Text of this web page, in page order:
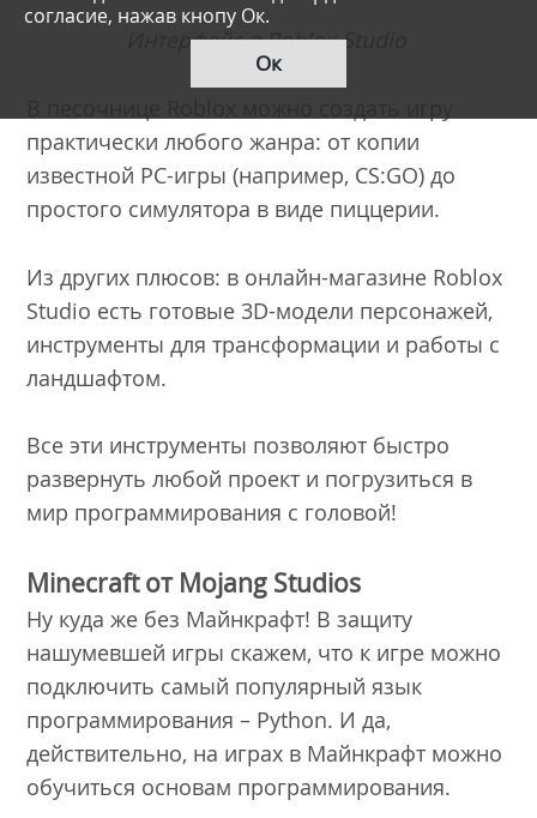
Интерфейс в Roblox Studio
практически любого жанра: от копии
известной PC-игры (например, CS:GO) до
простого симулятора в виде пиццерии.
Из других плюсов: в онлайн-магазине Roblox
Studio есть готовые 3D-модели персонажей,
инструменты для трансформации и работы с
ландшафтом.
Все эти инструменты позволяют быстро
развернуть любой проект и погрузиться в
мир программирования с головой!
Minecraft от Mojang Studios
Ну куда же без Майнкрафт! В защиту
нашумевшей игры скажем, что к игре можно
подключить самый популярный язык
программирования – Python. И да,
действительно, на играх в Майнкрафт можно
обучиться основам программирования.
согласие, нажав кнопу Ок.
Ок